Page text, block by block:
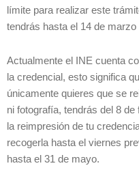
límite para realizar este
tendrás hasta el 14 de
Actualmente el INE cuenta
la credencial, esto significa
únicamente quieres que se
ni fotografía, tendrás del 8
la reimpresión de tu
recogerla hasta el viernes
hasta el 31 de mayo.